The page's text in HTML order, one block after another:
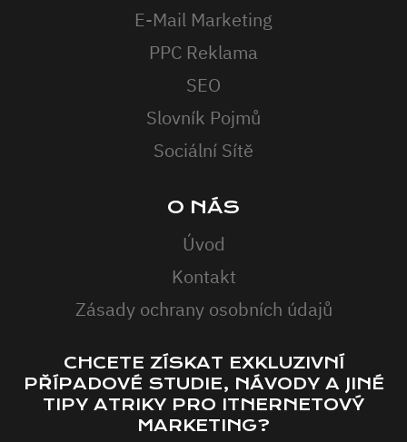
E-Mail Marketing
PPC Reklama
SEO
Slovník Pojmů
Sociální Sítě
O NÁS
Úvod
Kontakt
Zásady ochrany osobních údajů
CHCETE ZÍSKAT EXKLUZIVNÍ
PŘÍPADOVÉ STUDIE, NÁVODY A JINÉ
TIPY ATRIKY PRO ITNERNETOVÝ
MARKETING?